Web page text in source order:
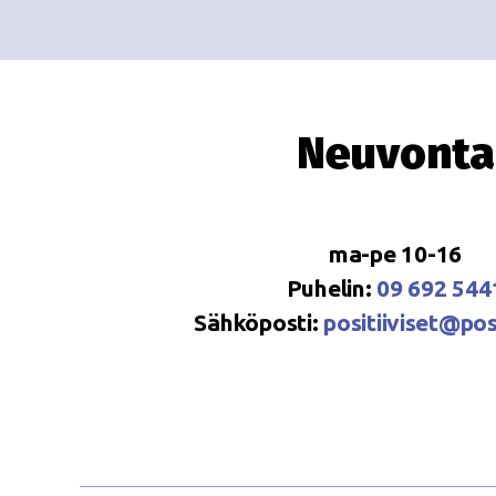
Neuvonta
ma-pe 10-16
Puhelin: 09 692
Sähköposti: